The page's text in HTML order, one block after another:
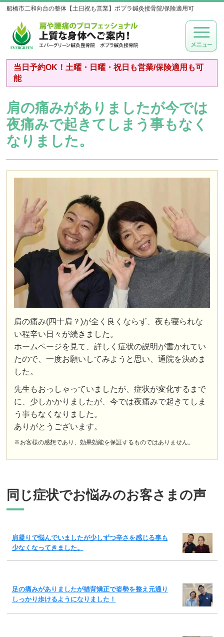
船橋市二和向台の整体【土日祝も営業】ポプラ鍼灸接骨院/保険適用可
当日予約OK！土曜・日曜・祝日も営業/保険適用も可
能
肩の痛みがありましたが今では
夜痛みで起きてしまう事もなく
なりました。
肩の痛み(四十肩？)が全く良くならず、夜も寝られな
い程辛い日々が続きました。
ホームページを見て、詳しく症状の説明が書かれてい
たので、一度お願いしてみようと思い、通院を決めま
した。
先生もおっしゃっていましたが、症状が変化するまで
に、少しかかりましたが、今では夜痛みで起きてしま
う事もなくなりました。
ありがとうございます。
※お客様の感想であり、効果効能を保証するものではありません。
同じ症状でお悩みのお客さまの声
肩凝りで悩んでいましたが少しずつ辛さを感じる事も
少なくなってきました。
足の痛みがありましたが猫背矯正で姿勢を整え元通り
しっかり歩けるようになりました！